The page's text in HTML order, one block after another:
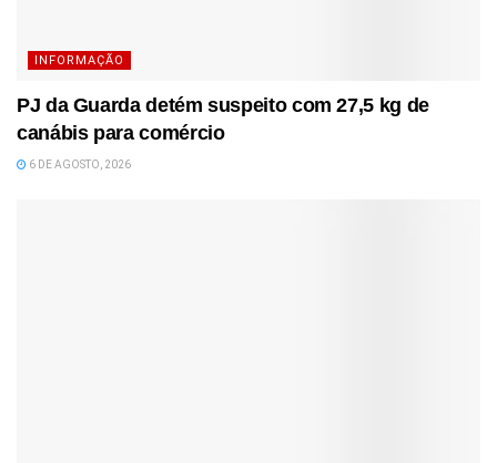
INFORMAÇÃO
PJ da Guarda detém suspeito com 27,5 kg de
canábis para comércio
6 DE AGOSTO, 2026